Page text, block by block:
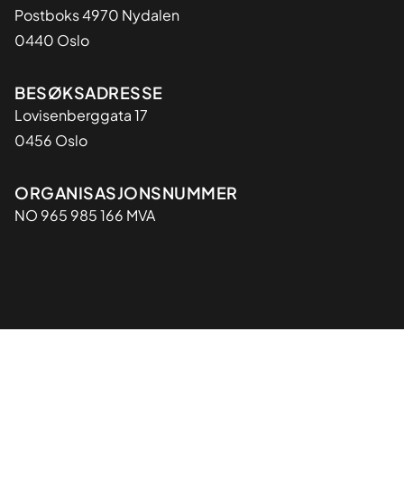
Postboks 4970 Nydalen
0440 Oslo
BESØKSADRESSE
Lovisenberggata 17
0456 Oslo
Organisasjon
ORGANISASJONSNUMMER
NO 965 985 166 MVA